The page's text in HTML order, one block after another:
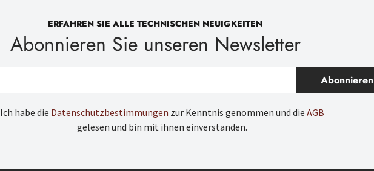
ERFAHREN SIE ALLE TECHNISCHEN NEUIGKEITEN
Abonnieren Sie unseren Newsletter
Abonnieren
Ich habe die Datenschutzbestimmungen zur Kenntnis genommen und dieAGB
gelesen und bin mit ihnen einverstanden.